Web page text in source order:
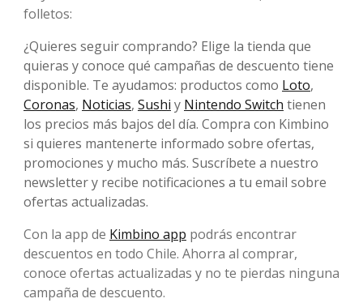
folletos:
¿Quieres seguir comprando? Elige la tienda que
quieras y conoce qué campañas de descuento tiene
disponible. Te ayudamos: productos como Loto,
Coronas, Noticias, Sushi y Nintendo Switch tienen
los precios más bajos del día. Compra con Kimbino
si quieres mantenerte informado sobre ofertas,
promociones y mucho más. Suscríbete a nuestro
newsletter y recibe notificaciones a tu email sobre
ofertas actualizadas.
Con la app de Kimbino app podrás encontrar
descuentos en todo Chile. Ahorra al comprar,
conoce ofertas actualizadas y no te pierdas ninguna
campaña de descuento.